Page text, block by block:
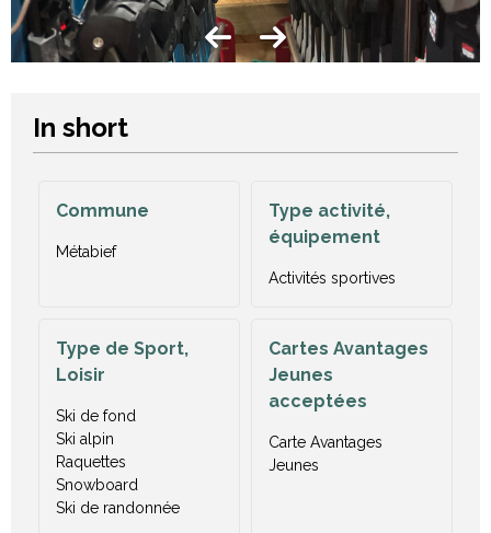
In short
Commune
Métabief
Type activité,
équipement
Activités sportives
Type de Sport,
Loisir
Ski de fond
Ski alpin
Raquettes
Snowboard
Ski de randonnée
Cartes Avantages
Jeunes
acceptées
Carte Avantages
Jeunes